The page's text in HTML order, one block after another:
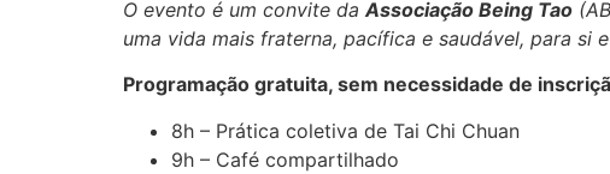
O evento é um convite da Associação Being Tao
uma vida mais fraterna, pacífica e saudável, para si
Programação gratuita, sem necessidade de
8h – Prática coletiva de Tai Chi Chuan
9h – Café compartilhado